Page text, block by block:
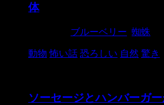
体
ブルーベリー 蜘蛛
動物 怖い話 恐ろしい 自然 驚き
ソーセージとハンバーガ